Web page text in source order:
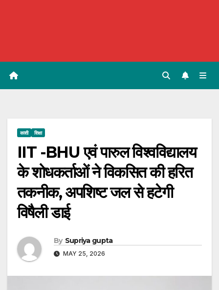
काशी शिक्षा
IIT -BHU एवं पारुल विश्वविद्यालय
के शोधकर्ताओं ने विकसित की हरित
तकनीक, अपशिष्ट जल से हटेगी
विषैली डाई
By Supriya gupta
MAY 25, 2026